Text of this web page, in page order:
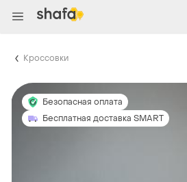
Кроссовки
Безопасная оплата
Бесплатная доставка SMART